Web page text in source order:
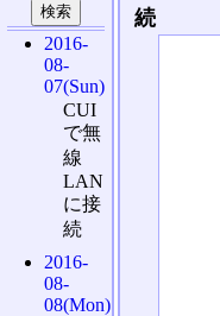
続
2016-
08-
07(Sun)
CUI
で無
線
LAN
に接
続
2016-
08-
08(Mon)